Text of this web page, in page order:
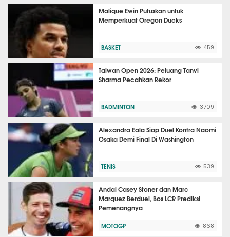
Malique Ewin Putuskan untuk
Memperkuat Oregon Ducks
BASKET 459
Taiwan Open 2026: Peluang Tanvi
Sharma Pecahkan Rekor
BADMINTON 3709
Alexandra Eala Siap Duel Kontra Naomi
Osaka Demi Final Di Washington
TENIS 539
Andai Casey Stoner dan Marc
Marquez Berduel, Bos LCR Prediksi
Pemenangnya
MOTOGP 868